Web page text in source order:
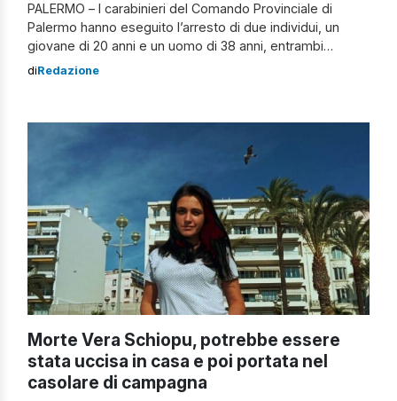
PALERMO – I carabinieri del Comando Provinciale di
Palermo hanno eseguito l’arresto di due individui, un
giovane di 20 anni e un uomo di 38 anni, entrambi
residenti a Montemaggiore Belsito. Entrambi erano già
militari della […]
diRedazione
Morte Vera Schiopu, potrebbe essere
stata uccisa in casa e poi portata nel
casolare di campagna